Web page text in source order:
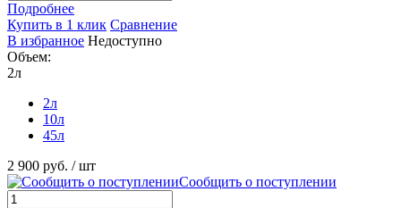
Подробнее
Купить в 1 клик Сравнение
В избранное Недоступно
Объем:
2л
2л
10л
45л
2 900 руб. / шт
Сообщить о поступлении